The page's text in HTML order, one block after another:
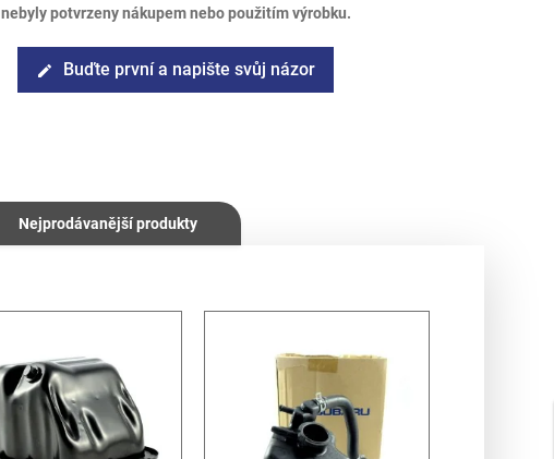
nebyly potvrzeny nákupem nebo použitím výrobku.
edit Buďte první a napište svůj názor
Nejprodávanější produkty